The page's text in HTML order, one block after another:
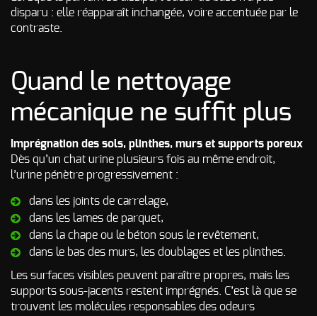
disparu : elle réapparaît inchangée, voire accentuée par le
contraste.
Quand le nettoyage
mécanique ne suffit plus
Imprégnation des sols, plinthes, murs et supports poreux
Dès qu’un chat urine plusieurs fois au même endroit,
l’urine pénètre progressivement :
dans les joints de carrelage,
dans les lames de parquet,
dans la chape ou le béton sous le revêtement,
dans le bas des murs, les doublages et les plinthes.
Les surfaces visibles peuvent paraître propres, mais les
supports sous-jacents restent imprégnés. C’est là que se
trouvent les molécules responsables des odeurs